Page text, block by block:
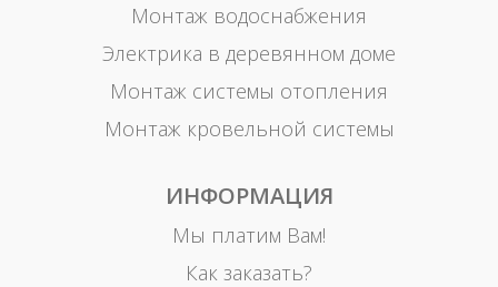
Монтаж водоснабжения
Электрика в деревянном доме
Монтаж системы отопления
Монтаж кровельной системы
ИНФОРМАЦИЯ
Мы платим Вам!
Как заказать?